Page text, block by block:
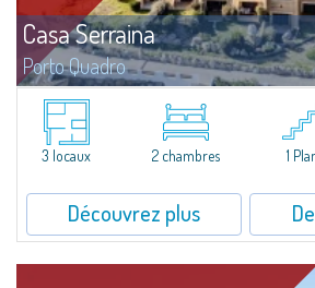
Casa Serraina
Porto Quadro
​Overlooking the crystal-clear blue waters of the
Serraina for Sale in Porto Quadro combines
interiors with a view extending all the way to
3 locaux
2 chambres 1
Découvrez plus